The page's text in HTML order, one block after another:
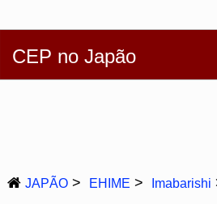
CEP no Japão
JAPÃO EHIME Imabarishi